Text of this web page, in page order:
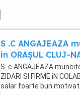
S .C ANGAJEAZA
in ORAȘUL CLUJ-
S .c ANGAJEAZA
ZIDARI SI FIRME iN
salar foarte bun motivat